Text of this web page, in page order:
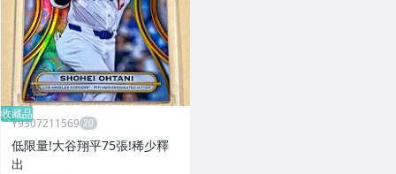
收藏品
Y9307211569
低限量!大谷翔平75張!稀少釋
出